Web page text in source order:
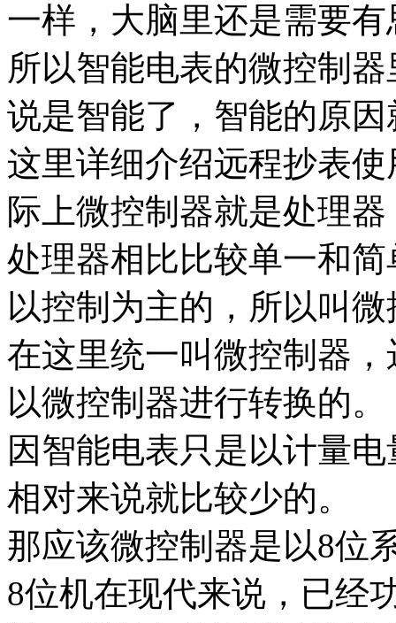
一样，大脑里还是需要有
所以智能电表的微控制
说是智能了，智能的原
这里详细介绍远程抄表
际上微控制器就是处理
处理器相比比较单一和
以控制为主的，所以叫
在这里统一叫微控制器
以微控制器进行转换的。
因智能电表只是以计量
相对来说就比较少的。
那应该微控制器是以8位
8位机在现代来说，已经